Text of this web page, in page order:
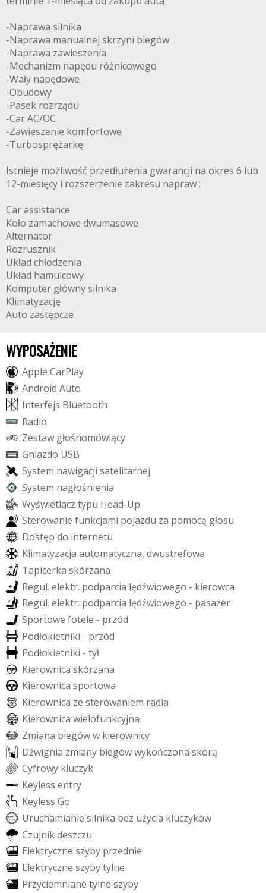
-Naprawa silnika
-Naprawa manualnej skrzyni biegów
-Naprawa zawieszenia
-Mechanizm napędu różnicowego
-Wały napędowe
-Obudowy
-Pasek rozrządu
-Car AC/OC
-Zawieszenie komfortowe
-Turbosprężarkę
Istnieje możliwość przedłużenia gwarancji na okres 6 lub
12-miesięcy i rozszerzenie zakresu napraw :
Car assistance
Koło zamachowe dwumasowe
Alternator
Rozrusznik
Układ chłodzenia
Układ hamulcowy
Komputer główny silnika
Klimatyzację
Auto zastępcze
WYPOSAŻENIE
Apple CarPlay
Android Auto
Interfejs Bluetooth
Radio
Zestaw głośnomówiący
Gniazdo USB
System nawigacji satelitarnej
System nagłośnienia
Wyświetlacz typu Head-Up
Sterowanie funkcjami pojazdu za pomocą głosu
Dostęp do internetu
Klimatyzacja automatyczna, dwustrefowa
Tapicerka skórzana
Regul. elektr. podparcia lędźwiowego - kierowca
Regul. elektr. podparcia lędźwiowego - pasażer
Sportowe fotele - przód
Podłokietniki - przód
Podłokietniki - tył
Kierownica skórzana
Kierownica sportowa
Kierownica ze sterowaniem radia
Kierownica wielofunkcyjna
Zmiana biegóww kierownicy
Dźwignia zmiany biegówwykończona skórą
Cyfrowy kluczyk
Keyless entry
Keyless Go
Uruchamianie silnika bez użycia kluczyków
Czujnikdeszczu
Elektryczne szyby przednie
Elektryczne szybytylne
Przyciemniane tylne szyby